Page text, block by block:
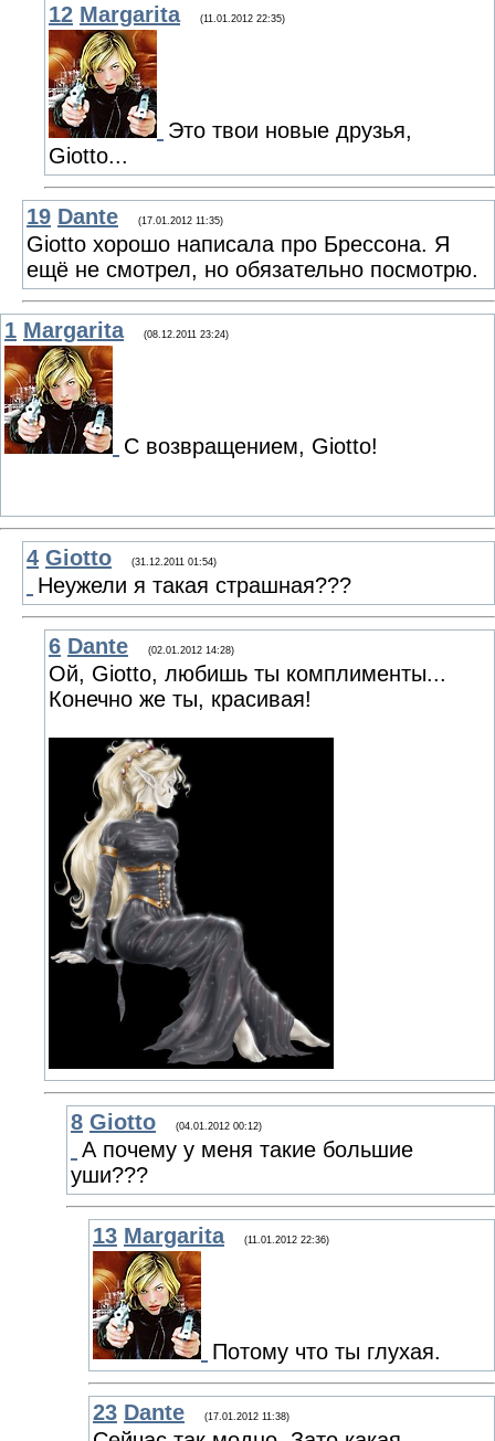
12 Margarita (11.01.2012 22:35)
Это твои новые друзья,
Giotto...
19 Dante (17.01.2012 11:35)
Giotto хорошо написала про Брессона. Я
ещё не смотрел, но обязательно посмотрю.
1 Margarita (08.12.2011 23:24)
С возвращением, Giotto!
4 Giotto (31.12.2011 01:54)
Неужели я такая страшная???
6 Dante (02.01.2012 14:28)
Ой, Giotto, любишь ты комплименты...
Конечно же ты, красивая!
8 Giotto (04.01.2012 00:12)
А почему у меня такие большие
уши???
13 Margarita (11.01.2012 22:36)
Потому что ты глухая.
23 Dante (17.01.2012 11:38)